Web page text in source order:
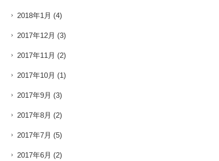
2018年1月 (4)
2017年12月 (3)
2017年11月 (2)
2017年10月 (1)
2017年9月 (3)
2017年8月 (2)
2017年7月 (5)
2017年6月 (2)